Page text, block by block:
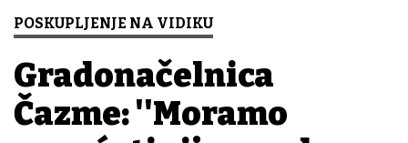
POSKUPLJENJE NA VIDIKU
Gradonačelnica
Čazme: ''Moramo